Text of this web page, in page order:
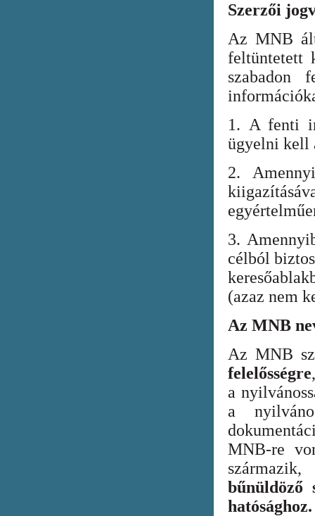
Szerzői
Az MNB
feltüntetett
szabadon
1. A fenti
ügyelni kell
2.
3.
célból
(azaz nem
Az MNB
Az MNB
felelősségre
a
a
MNB-re
bűnüldöző
hatósághoz.